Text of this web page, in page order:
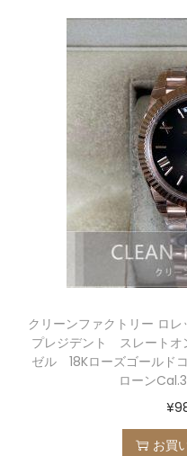
クリーンファクトリー ロ
プレジデント スレート
ゼル 18Kローズゴールド
ローン
¥
お買